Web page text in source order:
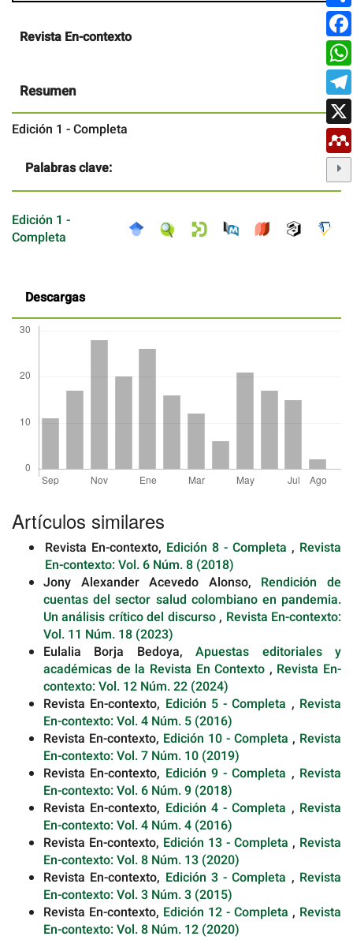
Contenido
principal
Revista En-contexto
Resumen
Edición 1 - Completa
Palabras clave:
Edición 1 -
Completa
Descargas
del
artículo
Artículos similares
Revista En-contexto, Edición 8 - Completa , Revista
En-contexto: Vol. 6 Núm. 8 (2018)
Jony Alexander Acevedo Alonso, Rendición de
cuentas del sector salud colombiano en pandemia.
Un análisis crítico del discurso, Revista En-contexto:
Vol. 11 Núm. 18 (2023)
Eulalia Borja Bedoya,Apuestas editoriales y
académicas de la Revista En Contexto , Revista En-
contexto: Vol. 12 Núm. 22 (2024)
Revista En-contexto, Edición 5 - Completa , Revista
En-contexto: Vol. 4 Núm. 5 (2016)
Revista En-contexto, Edición 10 - Completa , Revista
En-contexto: Vol. 7 Núm. 10 (2019)
Revista En-contexto, Edición 9 - Completa , Revista
En-contexto: Vol. 6 Núm. 9 (2018)
Revista En-contexto, Edición 4 - Completa , Revista
En-contexto: Vol. 4 Núm. 4 (2016)
Revista En-contexto, Edición 13 - Completa , Revista
En-contexto: Vol. 8 Núm. 13 (2020)
Revista En-contexto, Edición 3 - Completa , Revista
En-contexto: Vol. 3 Núm. 3 (2015)
Revista En-contexto, Edición 12 - Completa , Revista
En-contexto: Vol. 8 Núm. 12 (2020)